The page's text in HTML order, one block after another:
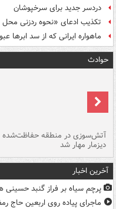
دردسر جدید برای سرخپوشان
تکذیب ادعای «نحوه ردزنی محل
ماهواره ایرانی که از سد ابرها
حوادث
آتش‌سوزی در منطقه حفاظت‌شده
دیزمار مهار شد
آخرین اخبار
پرچم سیاه بر فراز گنبد حسینی
ماجرای پیاده روی اربعین حاج